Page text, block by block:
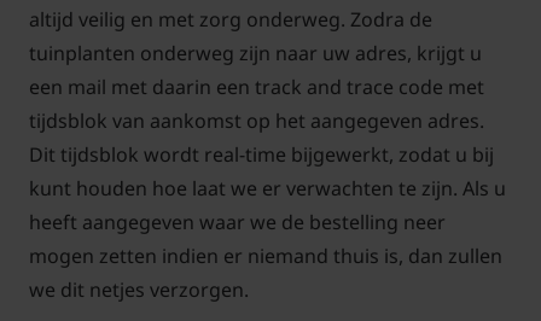
Het scheren van een leiboom kan het beste in de
maanden juni en juli, snoei bij voorkeur op een
bewolkte en koele dag. Dit voorkomt brandschade
aan het blad. Met een snoeischaar kunt u gericht
snoeien zodat er geen blad- en of vruchtschade
optreedt.
altijd veilig en met zorg onderweg. Zodra de
tuinplanten onderweg zijn naar uw adres, krijgt u
een mail met daarin een track and trace code met
tijdsblok van aankomst op het aangegeven adres.
Dit tijdsblok wordt real-time bijgewerkt, zodat u bij
kunt houden hoe laat we er verwachten te zijn. Als u
heeft aangegeven waar we de bestelling neer
mogen zetten indien er niemand thuis is, dan zullen
we dit netjes verzorgen.